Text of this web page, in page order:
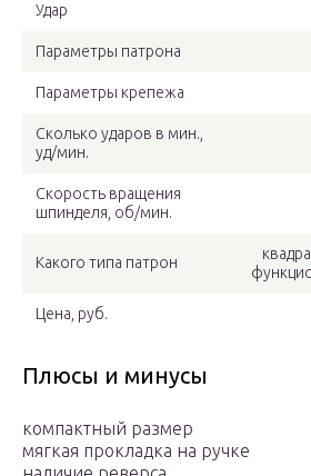
Удар
Параметры патрона
Параметры крепежа
Сколько ударов в мин.,
уд/мин.
Скорость вращения
шпинделя, об/мин.
Какого типа патрон
Цена, руб.
Плюсы и минусы
компактный размер
мягкая прокладка на ручке